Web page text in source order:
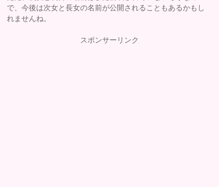
で、今後は次女と長女の名前が公開されることもあるかもし
れませんね。
スポンサーリンク